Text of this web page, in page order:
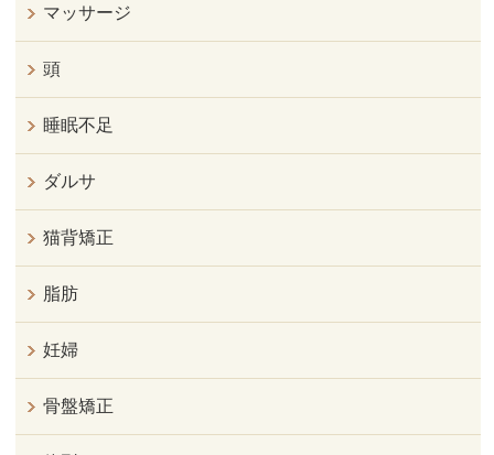
マッサージ
頭
睡眠不足
ダルサ
猫背矯正
脂肪
妊婦
骨盤矯正